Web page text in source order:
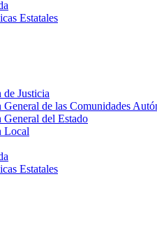
Estatales
Justicia
de las Comunidades
del Estado
Local
Estatales